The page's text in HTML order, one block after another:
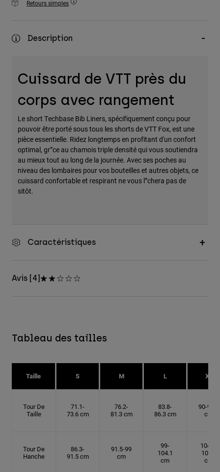
Accessoires
Sacs et sacs à dos
Voir tout
Retours simples
Description
Cuissard de VTT près du
corps avec rangement
Le short Techbase Bib Liners, spécifiquement conçu pour
pouvoir être porté sous tous les shorts de VTT Fox, est une
pièce essentielle. Ridez longtemps en profitant d'un confort
optimal, gr”ce au chamois triple densité qui vous soutiendra
au mieux tout au long de la journée. Avec ses poches au
niveau des lombaires pour vos bouteilles et autres objets, ce
cuissard confortable et respirant ne vous l”chera pas de
sitôt.
Caractéristiques
Avis [4]
Tableau des tailles
Taille S M L XL
Tour De
Taille
71.1-
73.6 cm
76.2-
81.3 cm
83.8-
86.3 cm
90-91.4
cm
Tour De
Hanche
86.3-
91.5 cm
91.5-99
cm
99-
104.1
cm
104.1-
109.2
cm